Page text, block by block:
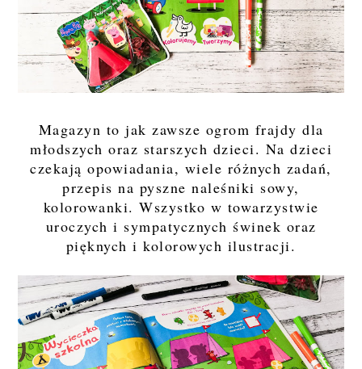
Magazyn to jak zawsze ogrom frajdy dla
młodszych oraz starszych dzieci. Na dzieci
czekają opowiadania, wiele różnych zadań,
przepis na pyszne naleśniki sowy,
kolorowanki. Wszystko w towarzystwie
uroczych i sympatycznych świnek oraz
pięknych i kolorowych ilustracji.